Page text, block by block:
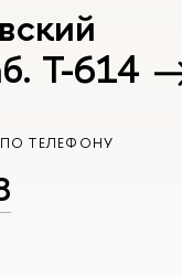
Т-614
ТЕЛЕФОНУ